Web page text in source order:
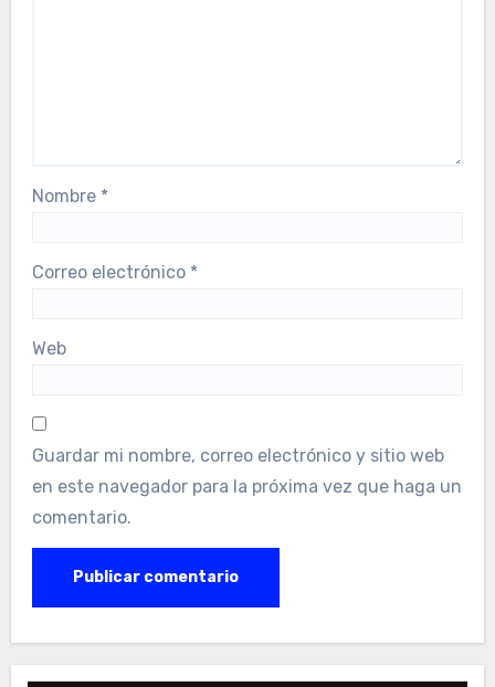
Nombre *
Correo electrónico *
Web
Guardar mi nombre, correo electrónico y sitio web
en este navegador para la próxima vez que haga un
comentario.